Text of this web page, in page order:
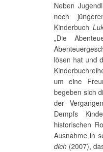
Neben
noch
Kinderbuch
„Die
lösen hat und
um eine
begeben sich
der
Dempfs
historischen
Ausnahme in
dich (2007),